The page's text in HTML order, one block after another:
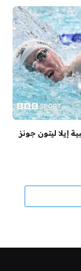
البارالمبية إيلا ليتون جونز